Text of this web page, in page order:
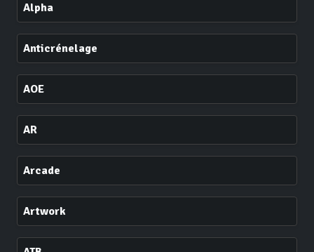
Alpha
Anticrénelage
AOE
AR
Arcade
Artwork